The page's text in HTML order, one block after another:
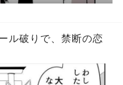
ル破りで、禁断の恋